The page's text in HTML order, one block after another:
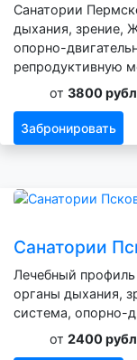
Санатории
дыхания, зрение,
опорно-
репродуктивную
от 3800
Забронировать
Санатории
Лечебный
органы дыхания,
система, опорно-
от 2400